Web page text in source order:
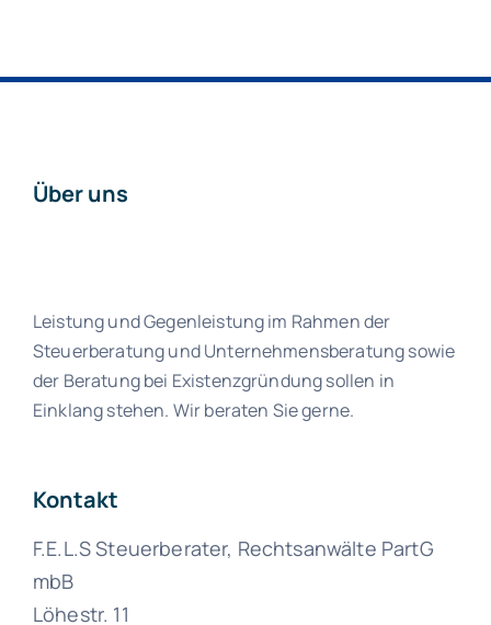
Über uns
Leistung und Gegenleistung im Rahmen der
Steuerberatung und Unternehmensberatung sowie
der Beratung bei Existenzgründung sollen in
Einklang stehen. Wir beraten Sie gerne.
Kontakt
F.E.L.S Steuerberater, Rechtsanwälte PartG
mbB
Löhestr. 11